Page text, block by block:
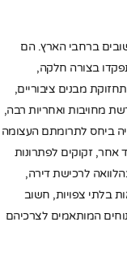
ברחבי הארץ. הם
בצורה חלקה,
מבנים ציבוריים,
מחויבות ואחריות רבה,
ביחס לתרומתם העצומה
אחר, זקוקים לפתרונות
לרכישת דירה,
בלתי צפויות, חשוב
המותאמים לצרכיהם